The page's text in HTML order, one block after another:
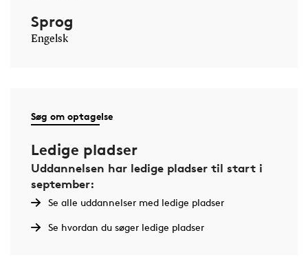
Sprog
Engelsk
Søg om optagelse
Ledige pladser
Uddannelsen har ledige pladser til start i
september:
Se alle uddannelser med ledige pladser
Se hvordan du søger ledige pladser